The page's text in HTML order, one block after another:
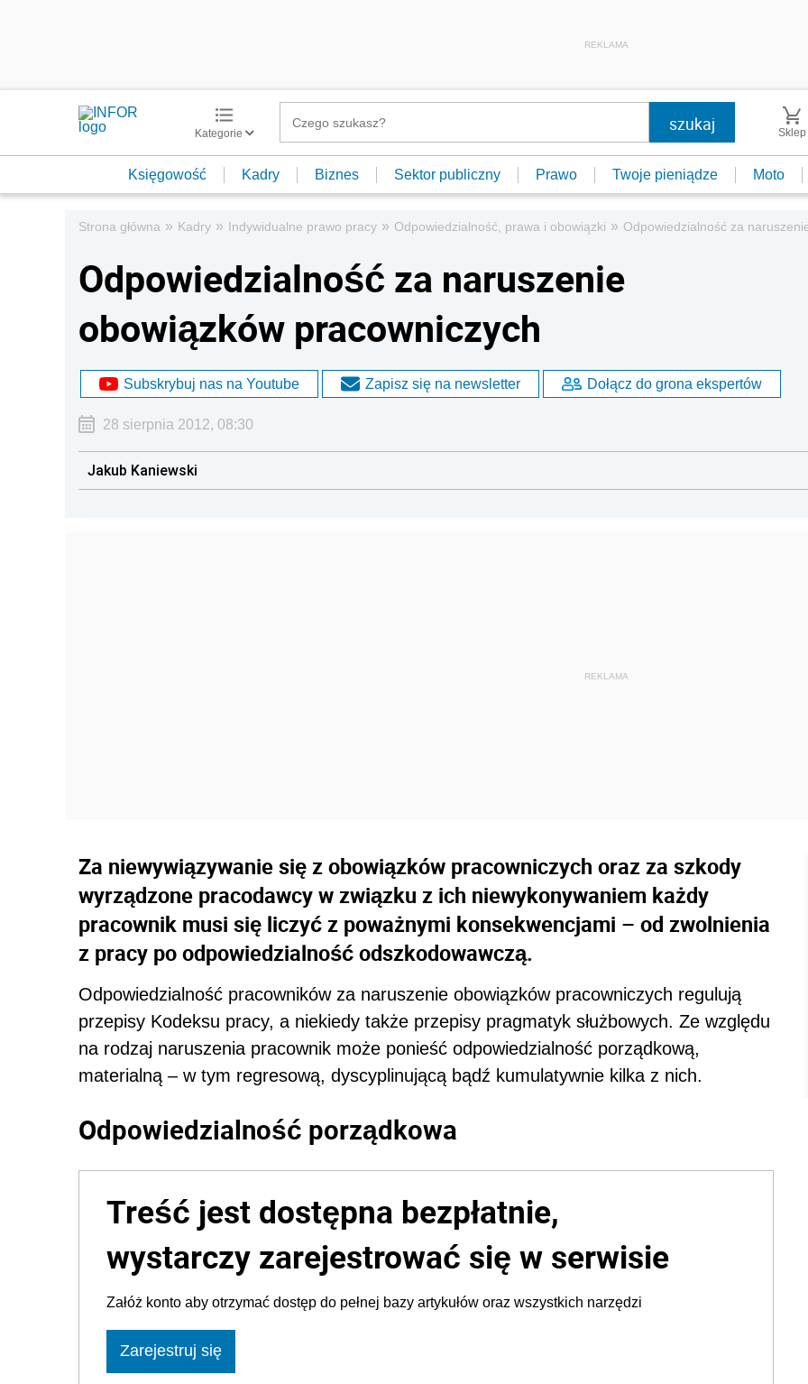
REKLAMA
Kategorie Sklep
Księgowość Kadry Biznes Sektor publiczny Prawo Twoje pieniądze Moto
Strona główna » Kadry » Indywidualne prawo pracy » Odpowiedzialność, prawa i obowiązki » Odpowiedzialność za
Odpowiedzialność za naruszenie
obowiązków pracowniczych
Subskrybuj nas na Youtube Zapisz się na newsletter Dołącz do grona ekspertów
28 sierpnia 2012, 08:30
Jakub Kaniewski
Za niewywiązywanie się z obowiązków pracowniczych oraz za szkody
wyrządzone pracodawcy w związku z ich niewykonywaniem każdy
pracownik musi się liczyć z poważnymi konsekwencjami – od zwolnienia
z pracy po odpowiedzialność odszkodowawczą.
Odpowiedzialność pracowników za naruszenie obowiązków pracowniczych regulują
przepisy Kodeksu pracy, a niekiedy także przepisy pragmatyk służbowych. Ze względu
na rodzaj naruszenia pracownik może ponieść odpowiedzialność porządkową,
materialną – w tym regresową, dyscyplinującą bądź kumulatywnie kilka z nich.
Odpowiedzialność porządkowa
Treść jest dostępna bezpłatnie,
wystarczy zarejestrować się w serwisie
Załóż konto aby otrzymać dostęp do pełnej bazy artykułów oraz wszystkich narzędzi
Zarejestruj się